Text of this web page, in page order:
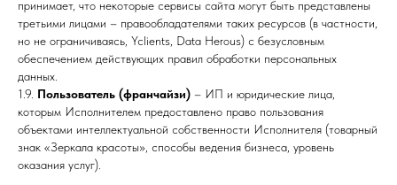
принимает, что некоторые сервисы сайта могут быть представлены
третьими лицами – правообладателями таких ресурсов (в частности,
но не ограничиваясь, Yclients, Data Herous) с безусловным
обеспечением действующих правил обработки персональных
данных.
1.9. Пользователь (франчайзи) – ИП и юридические лица,
которым Исполнителем предоставлено право пользования
объектами интеллектуальной собственности Исполнителя (товарный
знак «Зеркала красоты», способы ведения бизнеса, уровень
оказания услуг).